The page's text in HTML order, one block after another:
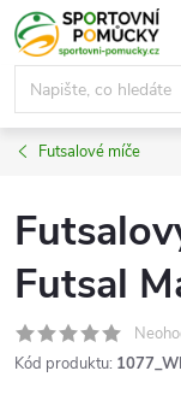
Přejít
na
obsah
Futsalové míče
Futsal
Kód produktu: